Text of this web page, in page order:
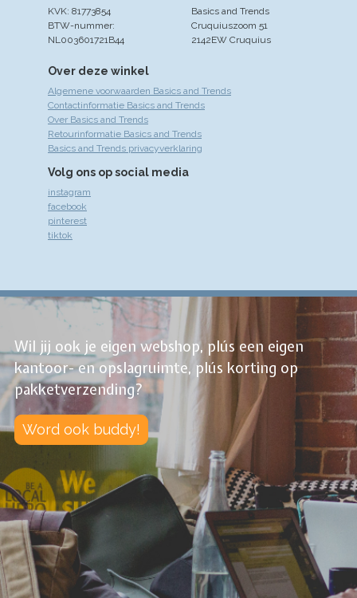
Over deze winkel
Algemene voorwaarden Basics and Trends
Contactinformatie Basics and Trends
Over Basics and Trends
Retourinformatie Basics and Trends
Basics and Trends privacyverklaring
Volg ons op social media
instagram
facebook
pinterest
tiktok
Basics and Trends
Cruquiuszoom 51
2142EW Cruquius
KVK: 81773854
BTW-nummer:
NL003601721B44
Wil jij ook je eigen webshop, plús een eigen
kantoor- en opslagruimte, plús korting op
pakketverzending?
Word ook buddy!